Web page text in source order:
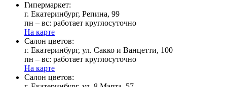
Гипермаркет:
г. Екатеринбург, Репина, 99
пн – вс: работает круглосуточно
На карте
Cалон цветов:
г. Екатеринбург, ул. Сакко и Ванцетти, 100
пн – вс: работает круглосуточно
На карте
Cалон цветов: